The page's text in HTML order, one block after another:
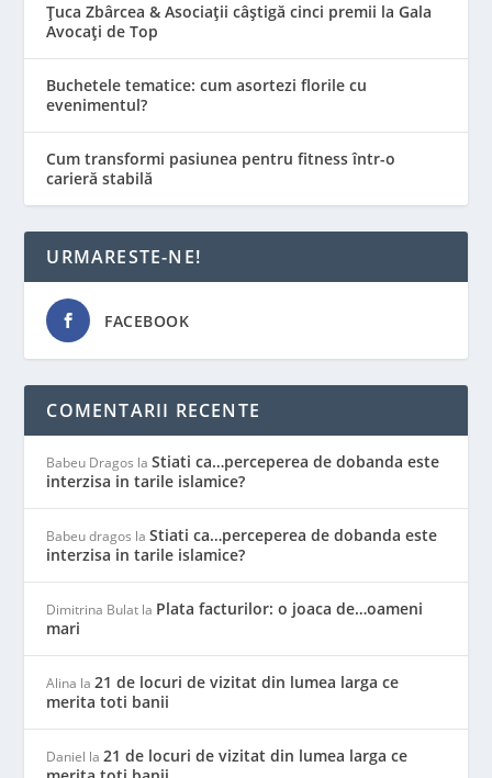
Țuca Zbârcea & Asociații câștigă cinci premii la Gala
Avocați de Top
Buchetele tematice: cum asortezi florile cu
evenimentul?
Cum transformi pasiunea pentru fitness într-o
carieră stabilă
URMARESTE-NE!
FACEBOOK
COMENTARII RECENTE
Babeu Dragos laStiati ca…perceperea de dobanda este
interzisa in tarile islamice?
Babeu dragos laStiati ca…perceperea de dobanda este
interzisa in tarile islamice?
Dimitrina Bulat la Plata facturilor: o joaca de…oameni
mari
Alina la21 de locuri de vizitat din lumea larga ce
merita toti banii
Daniel la21 de locuri de vizitat din lumea larga ce